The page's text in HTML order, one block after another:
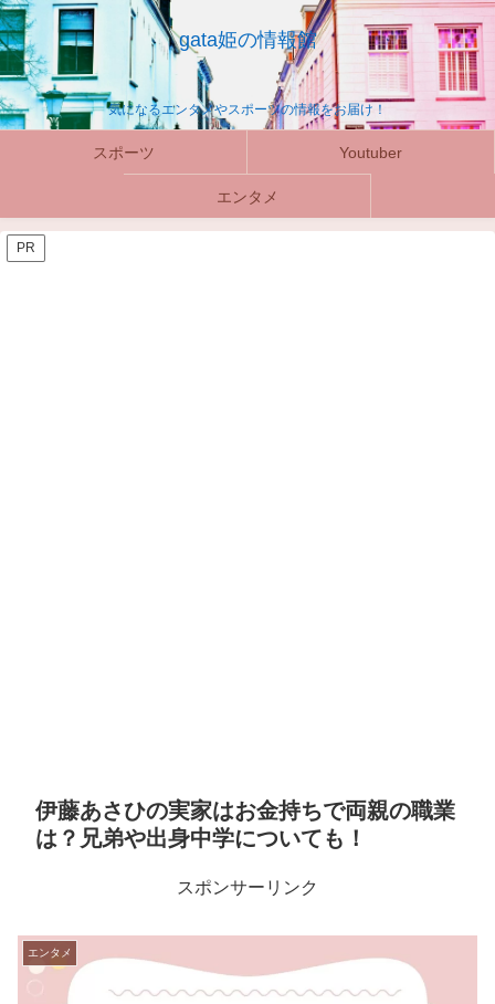
gata姫の情報館
気になるエンタメやスポーツの情報をお届け！
スポーツ Youtuber
エンタメ
PR
伊藤あさひの実家はお金持ちで両親の職業
は？兄弟や出身中学についても！
スポンサーリンク
エンタメ